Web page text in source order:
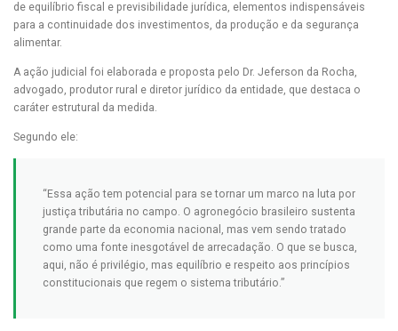
de equilíbrio fiscal e previsibilidade jurídica, elementos indispensáveis
para a continuidade dos investimentos, da produção e da segurança
alimentar.
A ação judicial foi elaborada e proposta pelo Dr. Jeferson da Rocha,
advogado, produtor rural e diretor jurídico da entidade, que destaca o
caráter estrutural da medida.
Segundo ele:
“Essa ação tem potencial para se tornar um marco na luta por
justiça tributária no campo. O agronegócio brasileiro sustenta
grande parte da economia nacional, mas vem sendo tratado
como uma fonte inesgotável de arrecadação. O que se busca,
aqui, não é privilégio, mas equilíbrio e respeito aos princípios
constitucionais que regem o sistema tributário.”